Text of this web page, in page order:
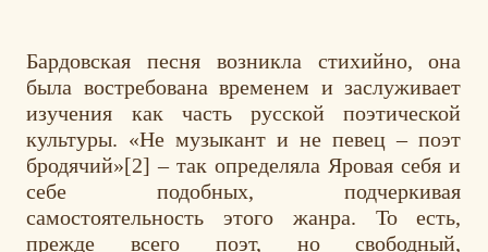
Бардовская песня возникла стихийно, она
была востребована временем и заслуживает
изучения как часть русской поэтической
культуры. «Не музыкант и не певец – поэт
бродячий»[2] – так определяла Яровая себя и
себе подобных, подчеркивая
самостоятельность этого жанра. То есть,
прежде всего поэт, но свободный,